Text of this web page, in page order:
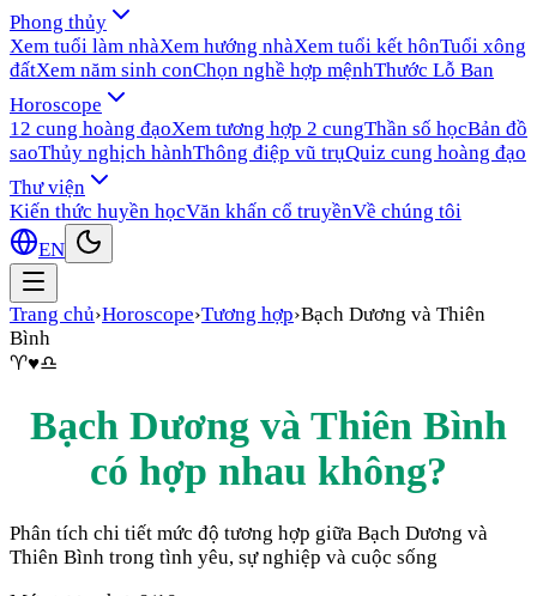
Phong thủy
Xem tuổi làm nhàXem hướng nhàXem tuổi kết hônTuổi xông
đấtXem năm sinh conChọn nghề hợp mệnhThước Lỗ Ban
Horoscope
12 cung hoàng đạoXem tương hợp 2 cungThần số họcBản đồ
saoThủy nghịch hànhThông điệp vũ trụQuiz cung hoàng đạo
Thư viện
Kiến thức huyền họcVăn khấn cổ truyềnVề chúng tôi
EN
Trang chủ›Horoscope›Tương hợp›Bạch Dương và Thiên
Bình
♈♥♎
Bạch Dương và Thiên Bình
có hợp nhau không?
Phân tích chi tiết mức độ tương hợp giữa Bạch Dương và
Thiên Bình trong tình yêu, sự nghiệp và cuộc sống